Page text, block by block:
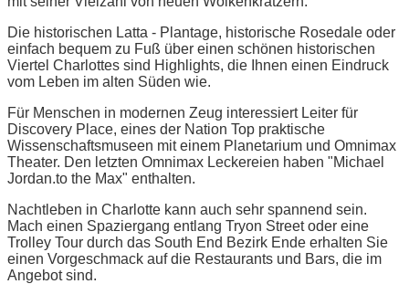
Die historischen Latta - Plantage, historische Rosedale oder
einfach bequem zu Fuß über einen schönen historischen
Viertel Charlottes sind Highlights, die Ihnen einen Eindruck
vom Leben im alten Süden wie.
Für Menschen in modernen Zeug interessiert Leiter für
Discovery Place, eines der Nation Top praktische
Wissenschaftsmuseen mit einem Planetarium und Omnimax
Theater. Den letzten Omnimax Leckereien haben "Michael
Jordan.to the Max" enthalten.
Nachtleben in Charlotte kann auch sehr spannend sein.
Mach einen Spaziergang entlang Tryon Street oder eine
Trolley Tour durch das South End Bezirk Ende erhalten Sie
einen Vorgeschmack auf die Restaurants und Bars, die im
Angebot sind.